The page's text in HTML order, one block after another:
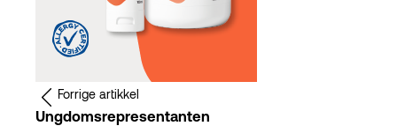
Løsning på påskekrimmen
Kryssord og sudoku
Forrige artikkel
Ungdomsrepresentanten